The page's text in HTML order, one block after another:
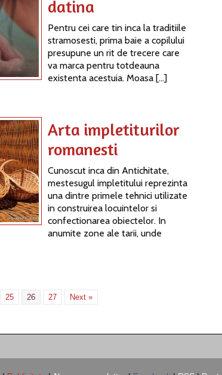
datina
Pentru cei care tin inca la traditiile
stramosesti, prima baie a copilului
presupune un rit de trecere care
va marca pentru totdeauna
existenta acestuia. Moasa […]
Arta impletiturilor
romanesti
Cunoscut inca din Antichitate,
mestesugul impletitului reprezinta
una dintre primele tehnici utilizate
in construirea locuintelor si
confectionarea obiectelor. In
anumite zone ale tarii, unde
25 26 27 Next »